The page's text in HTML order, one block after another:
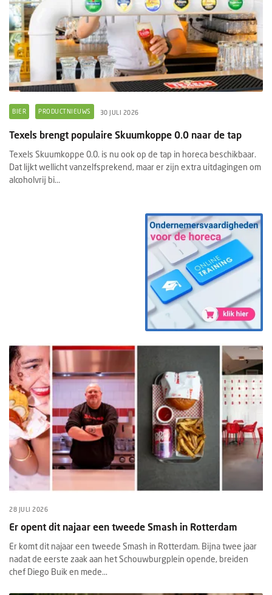
BIER PRODUCTNIEUWS 30 JULI 2026
Texels brengt populaire Skuumkoppe 0.0 naar de tap
Texels Skuumkoppe 0.0. is nu ook op de tap in horeca beschikbaar.
Dat lijkt wellicht vanzelfsprekend, maar er zijn extra uitdagingen om
alcoholvrij bi...
28 JULI 2026
Er opent dit najaar een tweede Smash in Rotterdam
Er komt dit najaar een tweede Smash in Rotterdam. Bijna twee jaar
nadat de eerste zaak aan het Schouwburgplein opende, breiden
chef Diego Buik en mede...